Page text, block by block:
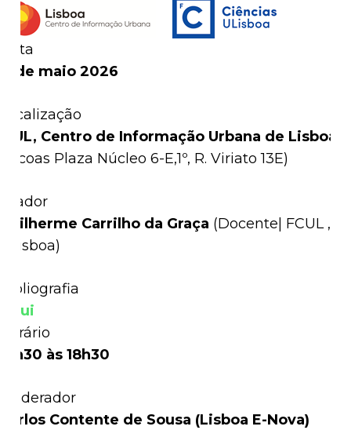
de maio 2026
Centro de Informação Urbana de Lisboa
Picoas Plaza Núcleo 6-E,1º, R. Viriato 13E)
Carrilho da Graça (Docente| FCUL ,
às 18h30
Contente de Sousa (Lisboa E-Nova)